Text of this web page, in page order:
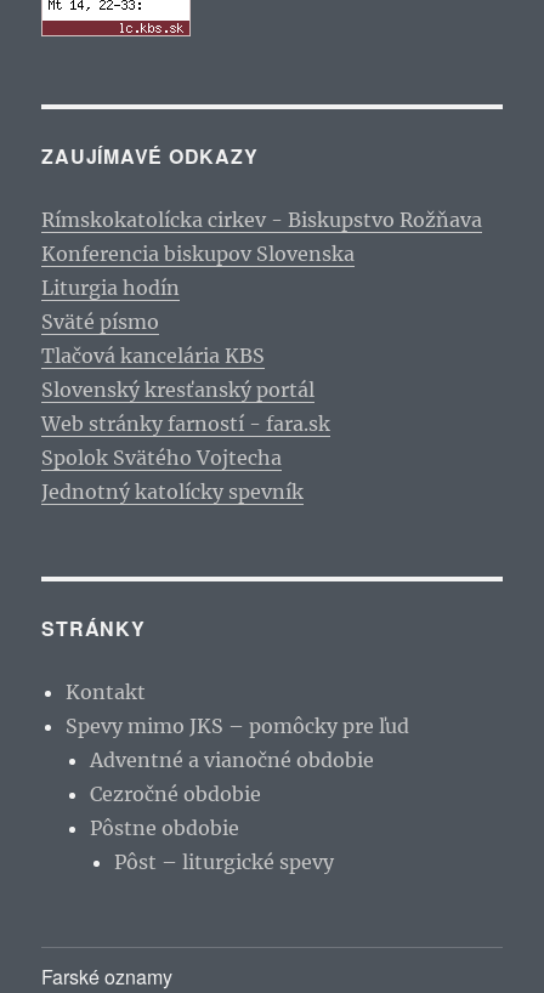
ZAUJÍMAVÉ ODKAZY
Rímskokatolícka cirkev - Biskupstvo Rožňava
Konferencia biskupov Slovenska
Liturgia hodín
Sväté písmo
Tlačová kancelária KBS
Slovenský kresťanský portál
Web stránky farností - fara.sk
Spolok Svätého Vojtecha
Jednotný katolícky spevník
STRÁNKY
Kontakt
Spevy mimo JKS – pomôcky pre ľud
Adventné a vianočné obdobie
Cezročné obdobie
Pôstne obdobie
Pôst – liturgické spevy
Farské oznamy